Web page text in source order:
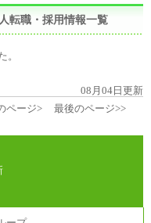
転職・採用情報一覧
。
08月04日更新
ページ> 最後のページ>>